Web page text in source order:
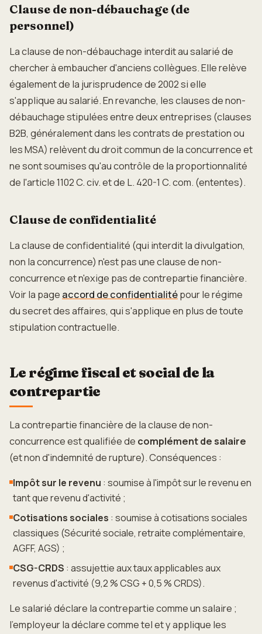
Clause de non-débauchage (de
personnel)
La clause de non-débauchage interdit au salarié de
chercher à embaucher d'anciens collègues. Elle relève
également de la jurisprudence de 2002 si elle
s'applique au salarié. En revanche, les clauses de non-
débauchage stipulées entre deux entreprises (clauses
B2B, généralement dans les contrats de prestation ou
les MSA) relèvent du droit commun de la concurrence et
ne sont soumises qu'au contrôle de la proportionnalité
de l'article 1102 C. civ. et de L. 420-1 C. com. (ententes).
Clause de confidentialité
La clause de confidentialité (qui interdit la divulgation,
non la concurrence) n'est pas une clause de non-
concurrence et n'exige pas de contrepartie financière.
Voir la page accord de confidentialitépour le régime
du secret des affaires, qui s'applique en plus de toute
stipulation contractuelle.
Le régime fiscal et social de la
contrepartie
La contrepartie financière de la clause de non-
concurrence est qualifiée de complément de salaire
(et non d'indemnité de rupture). Conséquences :
Impôt sur le revenu : soumise à l'impôt sur le revenu en
tant que revenu d'activité ;
Cotisations sociales : soumise à cotisations sociales
classiques (Sécurité sociale, retraite complémentaire,
AGFF, AGS) ;
CSG-CRDS : assujettie aux taux applicables aux
revenus d'activité (9,2 % CSG + 0,5 % CRDS).
Le salarié déclare la contrepartie comme un salaire ;
l'employeur la déclare comme tel et y applique les